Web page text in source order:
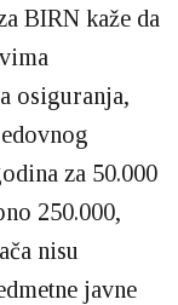
BIRN kaže da
osiguranja,
za 50.000
250.000,
nisu
javne